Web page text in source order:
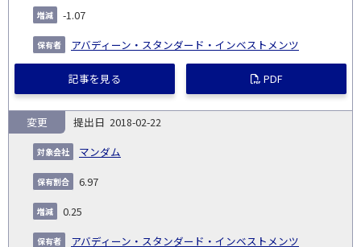
-1.07
アバディーン・スタンダード・インベストメンツ
記事を見る PDF
2018-02-22
マンダム
変更
6.97
0.25
アバディーン・スタンダード・インベストメンツ